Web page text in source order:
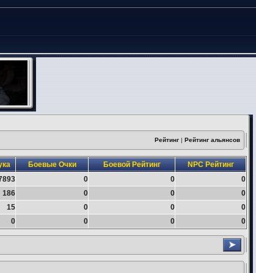
Рейтинг | Рейтинг альянсов
Боевые Очки Боевой Рейтинг
NPC Рейтинг
0 0
0
186 0 0
0
15 0 0
0
0 0 0 0